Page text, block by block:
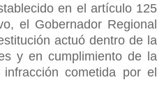
en el artículo 125
el Gobernador Regional
actuó dentro de la
y en cumplimiento de la
cometida por el